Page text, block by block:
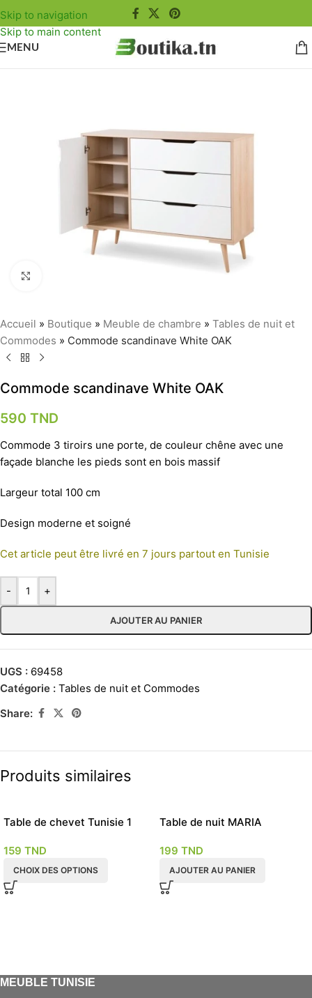
Skip to navigation
Skip to main content
MENU
Accueil » Boutique » Meuble de chambre » Tables de nuit et
Commodes » Commode scandinave White OAK
Commode scandinave White OAK
590 TND
Commode 3 tiroirs une porte, de couleur chêne avec une
façade blanche les pieds sont en bois massif
Largeur total 100 cm
Design moderne et soigné
Cet article peut être livré en 7 jours partout en Tunisie
- +
AJOUTER AU PANIER
UGS : 69458
Catégorie : Tables de nuit et Commodes
Share:
Produits similaires
Table de chevet Tunisie 1
159 TND
CHOIX DES OPTIONS
Table de nuit MARIA
199 TND
AJOUTER AU PANIER
MEUBLE TUNISIE